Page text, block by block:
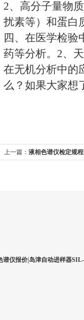
2、高分子量物
扰素等）和蛋白
四、在医学检验
药等分析。2、
在无机分析中的
么？如果大家想
上一篇： 液相色谱仪检定规程
谱仪报价|岛津自动进样器